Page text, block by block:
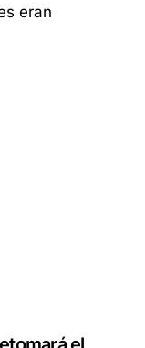
eran